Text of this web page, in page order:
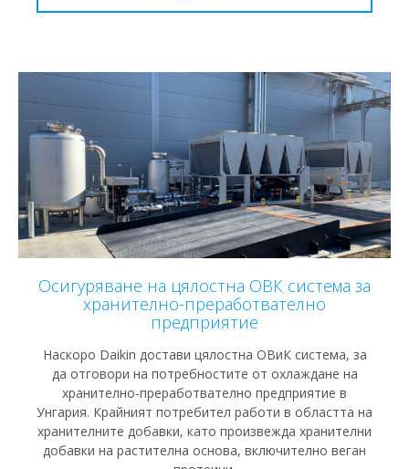
Осигуряване на цялостна ОВК система за
хранително-преработвателно
предприятие
Наскоро Daikin достави цялостна ОВиК система, за
да отговори на потребностите от охлаждане на
хранително-преработвателно предприятие в
Унгария. Крайният потребител работи в областта на
хранителните добавки, като произвежда хранителни
добавки на растителна основа, включително веган